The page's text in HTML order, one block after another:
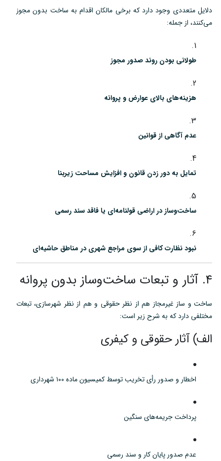
دلایل متعددی وجود دارد که برخی مالکان اقدام به ساخت بدون مجوز
می‌کنند، از جمله:
طولانی بودن روند صدور مجوز
هزینه‌های بالای عوارض و پروانه
عدم آگاهی از قوانین
تمایل به دور زدن قانون و افزایش مساحت زیربنا
ساخت‌وساز در اراضی قولنامه‌ای یا فاقد سند رسمی
نبود نظارت کافی از سوی مراجع شهری در مناطق حاشیه‌ای
۴. آثار و تبعات ساخت‌وساز بدون پروانه
ساخت و ساز غیرمجاز هم از نظر حقوقی و هم از نظر شهرسازی، تبعات
مختلفی دارد که به شرح زیر است:
الف) آثار حقوقی و کیفری
اخطار و صدور رأی تخریب توسط کمیسیون ماده ۱۰۰ شهرداری
پرداخت جریمه‌های سنگین
عدم صدور پایان کار و سند رسمی